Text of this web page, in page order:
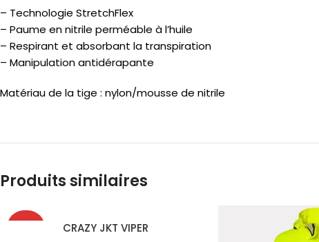
– Technologie StretchFlex
– Paume en nitrile perméable à l’huile
– Respirant et absorbant la transpiration
– Manipulation antidérapante
Matériau de la tige : nylon/mousse de nitrile
Produits similaires
CRAZY JKT VIPER